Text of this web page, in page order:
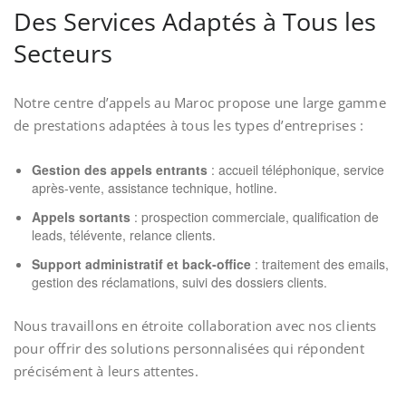
Des Services Adaptés à Tous les
Secteurs
Notre centre d’appels au Maroc propose une large gamme
de prestations adaptées à tous les types d’entreprises :
Gestion des appels entrants : accueil téléphonique, service
après-vente, assistance technique, hotline.
Appels sortants : prospection commerciale, qualification de
leads, télévente, relance clients.
Support administratif et back-office : traitement des emails,
gestion des réclamations, suivi des dossiers clients.
Nous travaillons en étroite collaboration avec nos clients
pour offrir des solutions personnalisées qui répondent
précisément à leurs attentes.